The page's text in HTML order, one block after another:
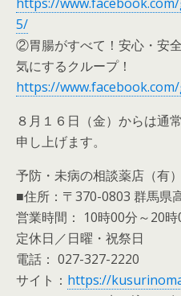
5/
②胃腸がすべて！安心・安
気にするクループ！
https://
８月１６日（金）からは通
申し上げます。
予防・未病の相談薬店（有
■住所：〒370-0803 群馬県
営業時間： 10時00分～20時
定休日／日曜・祝祭日
電話： 027-327-2220
サイト： https://